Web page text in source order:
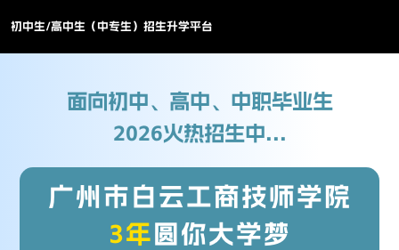
初中生/高中生（中专生）招生升学平台
面向初中、高中、中职毕业生
2026火热招生中...
广州市白云工商技师学院
3年圆你大学梦